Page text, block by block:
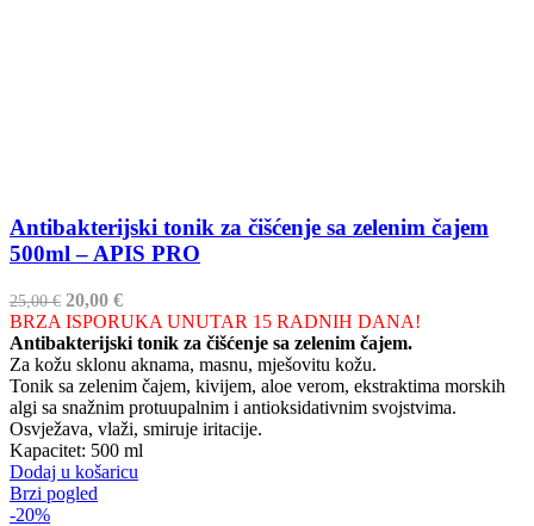
Antibakterijski tonik za čišćenje sa zelenim čajem
500ml – APIS PRO
25,00€ Izvorna
cijena
bila
je:
25,00 €.
20,00 €Trenutna
cijena
je:
20,00 €.
BRZA ISPORUKA UNUTAR 15 RADNIH DANA!
Antibakterijski tonik za čišćenje sa zelenim čajem.
Za kožu sklonu aknama, masnu, mješovitu kožu.
Tonik sa zelenim čajem, kivijem, aloe verom, ekstraktima morskih
algi sa snažnim protuupalnim i antioksidativnim svojstvima.
Osvježava, vlaži, smiruje iritacije.
Kapacitet: 500 ml
Dodaj u košaricu
Brzi pogled
-20%